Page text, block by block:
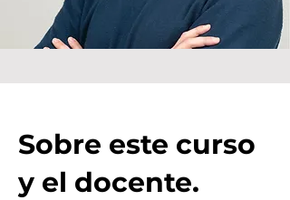
Sobre este curso
y el docente.